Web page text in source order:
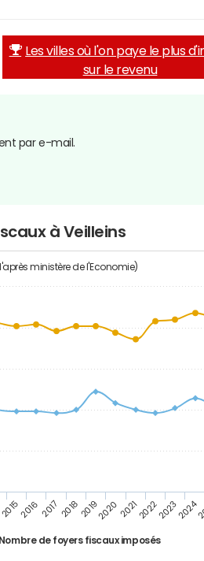
Les villes où l'on paye le plus
sur le revenu
par e-mail.
à Veilleins
ministère de l'Economie)
Nombre de foyers fiscaux imposés
20152016 2017 2018201920202021202220232024